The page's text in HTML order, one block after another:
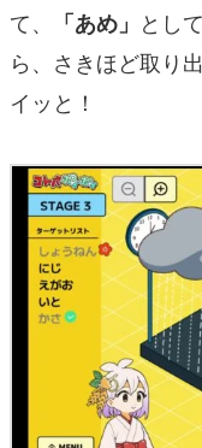
て、
「あめ」 とし
ら、さきほど取り
イッと！